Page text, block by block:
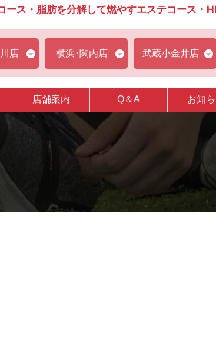
ス・脂肪を分解して燃やすエステコース・
店 横浜･関内店 武蔵小金井店
店舗案内 Q＆A お知